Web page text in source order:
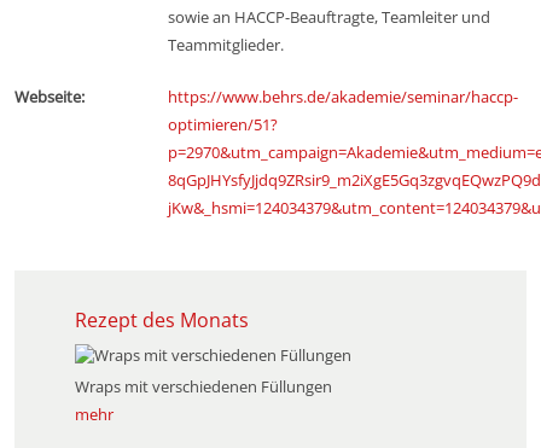
sowie an HACCP-Beauftragte, Teamleiter und
Teammitglieder.
Webseite:
https://www.behrs.de/akademie/seminar/haccp-
optimieren/51?
Rezept des Monats
Wraps mit verschiedenen Füllungen
mehr